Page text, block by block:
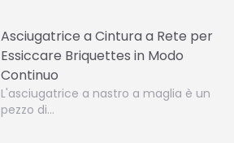
Asciugatrice a Cintura a Rete per
Essiccare Briquettes in Modo
Continuo
L'asciugatrice a nastro a maglia è un
pezzo di…